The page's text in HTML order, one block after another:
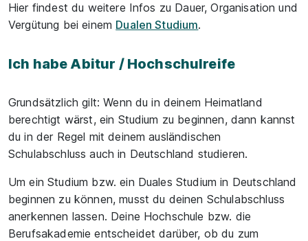
Hier findest du weitere Infos zu Dauer, Organisation und
Vergütung bei einem Dualen Studium.
Ich habe Abitur / Hochschulreife
Grundsätzlich gilt: Wenn du in deinem Heimatland
berechtigt wärst, ein Studium zu beginnen, dann kannst
du in der Regel mit deinem ausländischen
Schulabschluss auch in Deutschland studieren.
Um ein Studium bzw. ein Duales Studium in Deutschland
beginnen zu können, musst du deinen Schulabschluss
anerkennen lassen. Deine Hochschule bzw. die
Berufsakademie entscheidet darüber, ob du zum